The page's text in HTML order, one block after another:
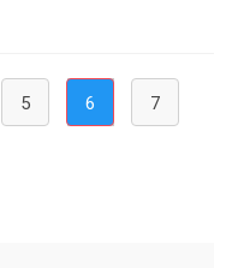
5 6(current)
7